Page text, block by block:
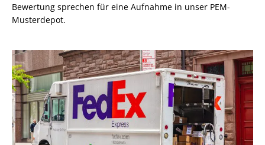
Bewertung sprechen für eine Aufnahme in unser PEM-
Musterdepot.